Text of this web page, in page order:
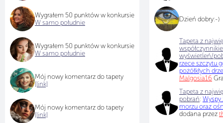
Wygrałem 50 punktów w konkursie
W samo południe
Wygrałem 50 punktów w konkursie
W samo południe
Mój nowy komentarz do tapety
[link]
Mój nowy komentarz do tapety
[link]
Dzień dobry:-)
Tapeta z
wyświetleń/
rzece szczytu
pożółkłych
Malgosia16
Tapeta z
pobrań: Wyspy
morzu oraz
dodana przez